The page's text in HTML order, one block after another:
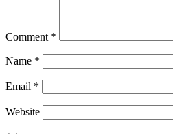
Comment *
Name *
Email *
Website